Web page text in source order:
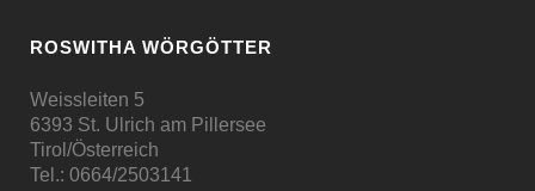
ROSWITHA WÖRGÖTTER
Weissleiten 5
6393 St. Ulrich am Pillersee
Tirol/Österreich
Tel.: 0664/2503141